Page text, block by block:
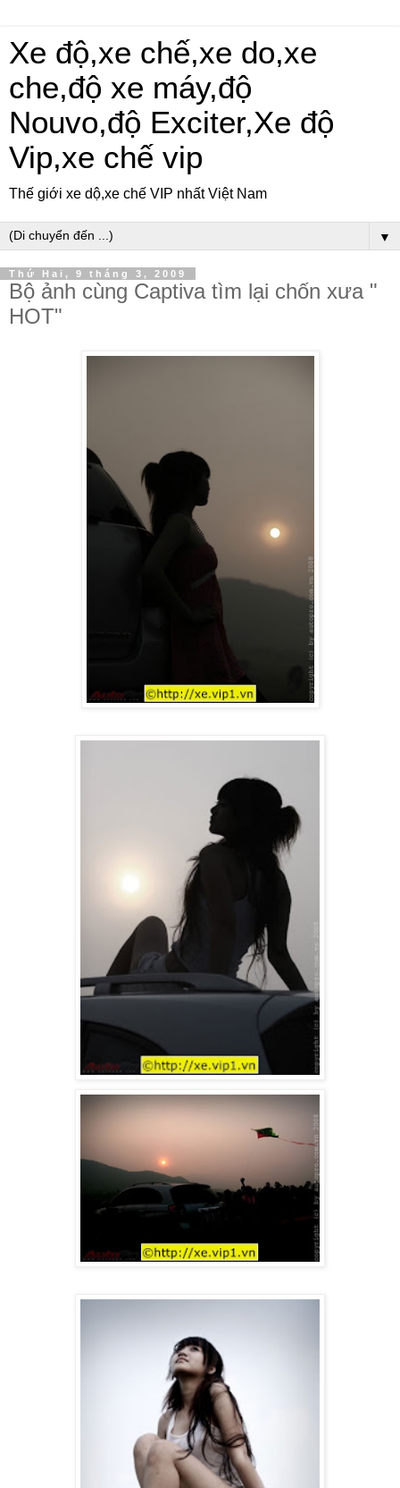
Xe độ,xe chế,xe do,xe
che,độ xe máy,độ
Nouvo,độ Exciter,Xe độ
Vip,xe chế vip
Thế giới xe dộ,xe chế VIP nhất Việt Nam
▼
Thứ Hai, 9 tháng 3, 2009
Bộ ảnh cùng Captiva tìm lại chốn xưa "
HOT"